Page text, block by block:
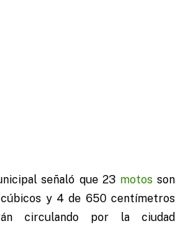
señaló que 23 motos son
y 4 de 650 centímetros
circulando por la ciudad